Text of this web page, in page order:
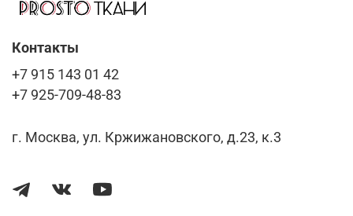
Контакты
+7 915 143 01 42
+7 925-709-48-83
г. Москва, ул. Кржижановского, д.23, к.3